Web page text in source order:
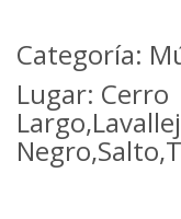
Categoría:
Lugar: Cerro